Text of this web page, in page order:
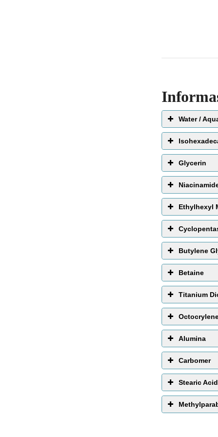
Water /
Glycerin
Ethylhexyl
Butylene
melembabkan
Betaine
Titanium
Alumina
Carbomer
Stearic Acid